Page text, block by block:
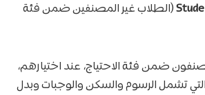
(الطلاب غير المصنفين ضمن فئة
ضمن فئة الاحتياج، عند اختيارهم،
تشمل الرسوم والسكن والوجبات وبدل